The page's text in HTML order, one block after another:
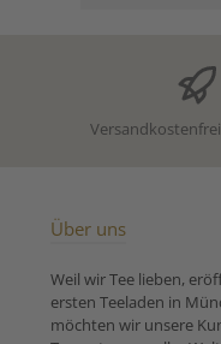
und
Zutaten:
(56 %),
Über uns
Weil wir Tee lieben,
ersten Teeladen in
möchten wir unsere